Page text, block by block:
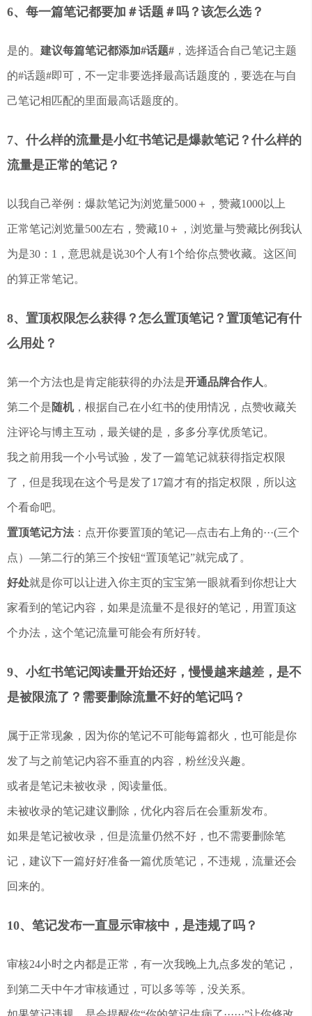
6、每一篇笔记都要加＃话题＃吗？该怎么选？
是的。 建议每篇笔记都添加#话题# ，选择适合自己笔记主题
的#话题#即可，不一定非要选择最高话题度的，要选在与自
己笔记相匹配的里面最高话题度的。
7、什么样的流量是小红书笔记是爆款笔记？什么样的
流量是正常的笔记？
以我自己举例：爆款笔记为浏览量5000＋，赞藏1000以上
正常笔记浏览量500左右，赞藏10＋，浏览量与赞藏比例我认
为是30：1，意思就是说30个人有1个给你点赞收藏。这区间
的算正常笔记。
8、置顶权限怎么获得？怎么置顶笔记？置顶笔记有什
么用处？
第一个方法也是肯定能获得的办法是开通品牌合作人 。
第二个是随机，根据自己在小红书的使用情况，点赞收藏关
注评论与博主互动，最关键的是，多多分享优质笔记。
我之前用我一个小号试验，发了一篇笔记就获得指定权限
了，但是我现在这个号是发了17篇才有的指定权限，所以这
个看命吧。
置顶笔记方法 ：点开你要置顶的笔记—点击右上角的···(三个
点）—第二行的第三个按钮“置顶笔记”就完成了。
好处就是你可以让进入你主页的宝宝第一眼就看到你想让大
家看到的笔记内容，如果是流量不是很好的笔记，用置顶这
个办法，这个笔记流量可能会有所好转。
9、小红书笔记阅读量开始还好，慢慢越来越差，是不
是被限流了？需要删除流量不好的笔记吗？
属于正常现象，因为你的笔记不可能每篇都火，也可能是你
发了与之前笔记内容不垂直的内容，粉丝没兴趣。
或者是笔记未被收录，阅读量低。
未被收录的笔记建议删除，优化内容后在会重新发布。
如果是笔记被收录，但是流量仍然不好，也不需要删除笔
记，建议下一篇好好准备一篇优质笔记，不违规，流量还会
回来的。
10、笔记发布一直显示审核中，是违规了吗？
审核24小时之内都是正常，有一次我晚上九点多发的笔记，
到第二天中午才审核通过，可以多等等，没关系。